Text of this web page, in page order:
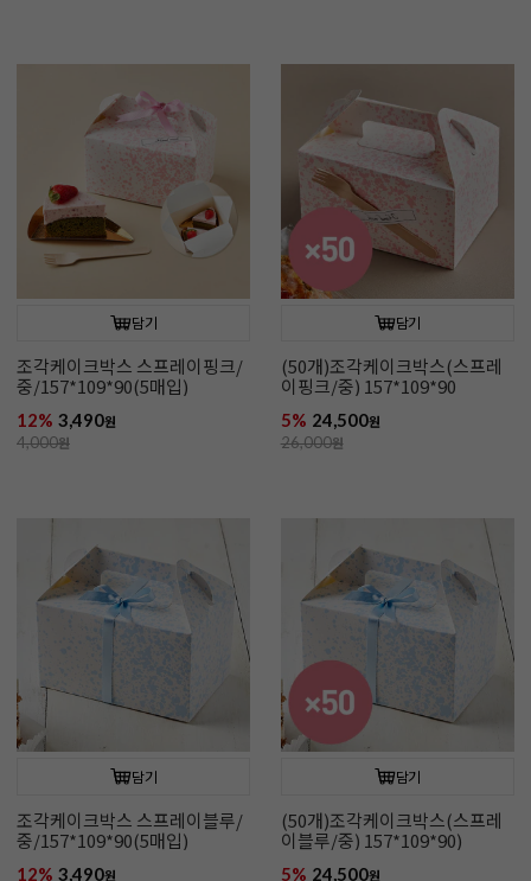
담기
조각케이크박스 스프레이핑크/
중/157*109*90(5매입)
12% 3,490원
4,000원
담기
(50개)조각케이크박스(스프레
이핑크/중) 157*109*90
5% 24,500원
26,000원
담기
조각케이크박스 스프레이블루/
중/157*109*90(5매입)
12% 3,490원
담기
(50개)조각케이크박스(스프레
이블루/중) 157*109*90)
5% 24,500원